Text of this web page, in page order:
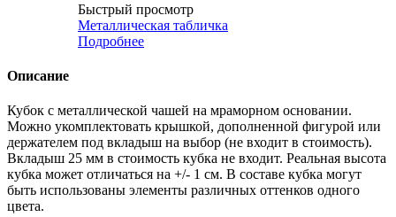
Быстрый просмотр
Металлическая табличка
Подробнее
Описание
Кубок с металлической чашей на мраморном основании.
Можно укомплектовать крышкой, дополненной фигурой или
держателем под вкладыш на выбор (не входит в стоимость).
Вкладыш 25 мм в стоимость кубка не входит. Реальная высота
кубка может отличаться на +/- 1 см. В составе кубка могут
быть использованы элементы различных оттенков одного
цвета.